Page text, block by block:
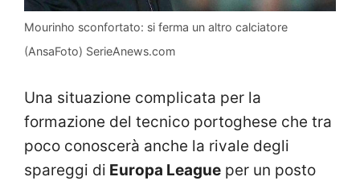
Mourinho sconfortato: si ferma un altro calciatore
(AnsaFoto) SerieAnews.com
Una situazione complicata per la
formazione del tecnico portoghese che tra
poco conoscerà anche la rivale degli
spareggi di Europa League per un posto